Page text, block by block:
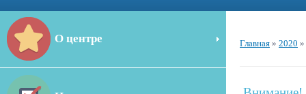
О центре Главная » 2020 »